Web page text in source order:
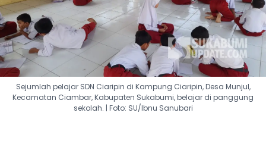
Sejumlah pelajar SDN Ciaripin di Kampung Ciaripin, Desa Munjul,
Kecamatan Ciambar, Kabupaten Sukabumi, belajar di panggung
sekolah. | Foto: SU/Ibnu Sanubari